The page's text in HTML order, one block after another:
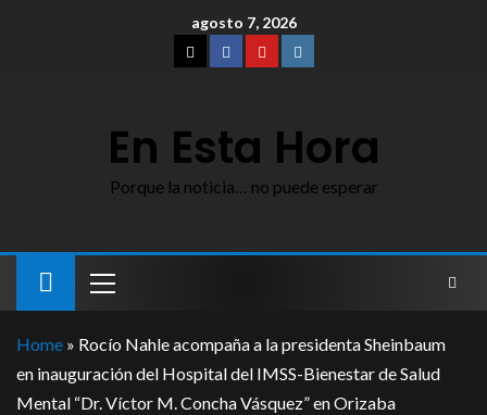
agosto 7, 2026
En Esta Hora
Porque la noticia… no puede esperar
Home » Rocío Nahle acompaña a la presidenta Sheinbaum
en inauguración del Hospital del IMSS-Bienestar de Salud
Mental “Dr. Víctor M. Concha Vásquez” en Orizaba